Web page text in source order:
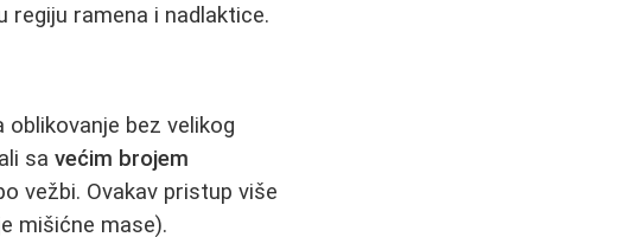
ramena i nadlaktice.
bez velikog
savećim brojem
vežbi. Ovakav pristup više
mišićne mase).